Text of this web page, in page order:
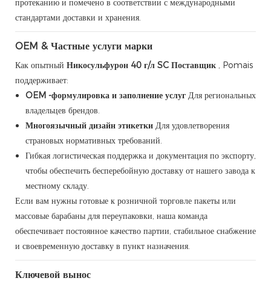
протеканию и помечено в соответствии с международными
стандартами доставки и хранения.
OEM & Частные услуги марки
Как опытный Никосульфурон 40 г/л SC Поставщик , Pomais
поддерживает:
OEM -формулировка и заполнение услуг Для региональных
владельцев брендов.
Многоязычный дизайн этикетки Для удовлетворения
страновых нормативных требований.
Гибкая логистическая поддержка и документация по экспорту,
чтобы обеспечить бесперебойную доставку от нашего завода к
местному складу.
Если вам нужны готовые к розничной торговле пакеты или
массовые барабаны для переупаковки, наша команда
обеспечивает постоянное качество партии, стабильное снабжение
и своевременную доставку в пункт назначения.
Ключевой вынос